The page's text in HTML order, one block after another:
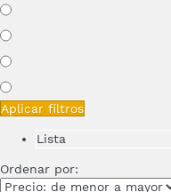
Aplicar filtros
Lista
Ordenar por: